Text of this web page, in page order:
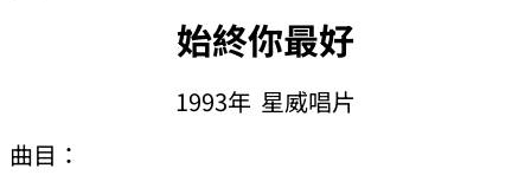
始終你最好
1993年 星威唱片
曲目：